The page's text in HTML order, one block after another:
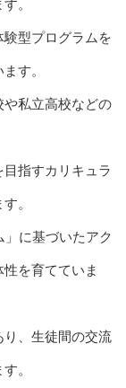
。
型プログラムを
す。
私立高校などの
指すカリキュラ
。
」に基づいたアク
を育てていま
、生徒間の交流
。